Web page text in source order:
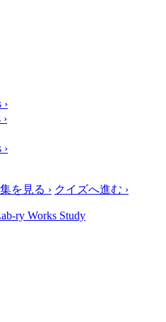
›
›
›
を見る › クイズへ進む ›
ry Works Study